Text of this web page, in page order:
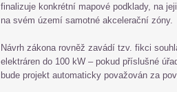
finalizuje konkrétní mapové podklady, na
na svém území samotné akcelerační zóny.
Návrh zákona rovněž zavádí tzv. fikci
elektráren do 100 kW – pokud příslušné
bude projekt automaticky považován za